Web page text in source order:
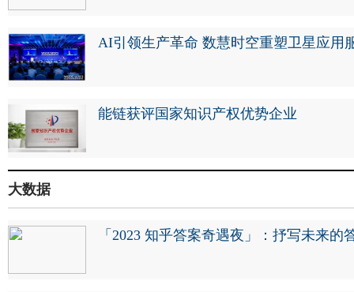
AI引领生产革命 数慧时空重塑卫星应用
能链获评国家知识产权优势企业
大数据
「2023 知乎答案奇遇夜」：抒写未来的